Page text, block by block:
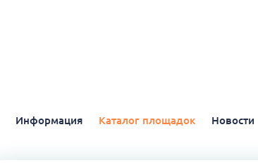
Информация Каталог площадок Новости